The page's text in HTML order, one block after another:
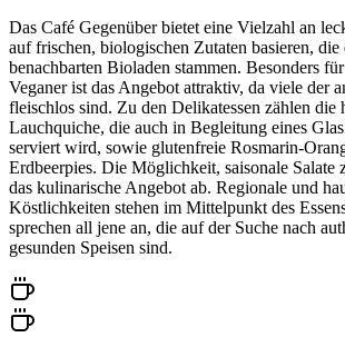
Das Café Gegenüber bietet eine Vielzahl an
auf frischen, biologischen Zutaten basieren, die
benachbarten Bioladen stammen. Besonders
Veganer ist das Angebot attraktiv, da viele der
fleischlos sind. Zu den Delikatessen zählen die
Lauchquiche, die auch in Begleitung eines
serviert wird, sowie glutenfreie Rosmarin-
Erdbeerpies. Die Möglichkeit, saisonale Salate
das kulinarische Angebot ab. Regionale und
Köstlichkeiten stehen im Mittelpunkt des
sprechen all jene an, die auf der Suche nach
gesunden Speisen sind.